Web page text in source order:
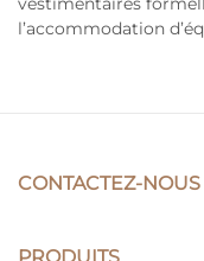
l’accommodation
CONTACTEZ-NOUS
PRODUITS